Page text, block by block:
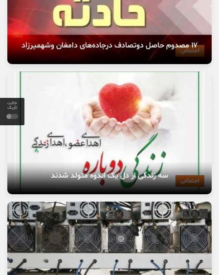
حالت
تاریک
اجتماعی
۱۷ مصدوم حاصل دوتصادف درجاده‌های دامغان وشهمیرزاد
اجتماعی سه زندگی از دل یک اندوه متولد شدند